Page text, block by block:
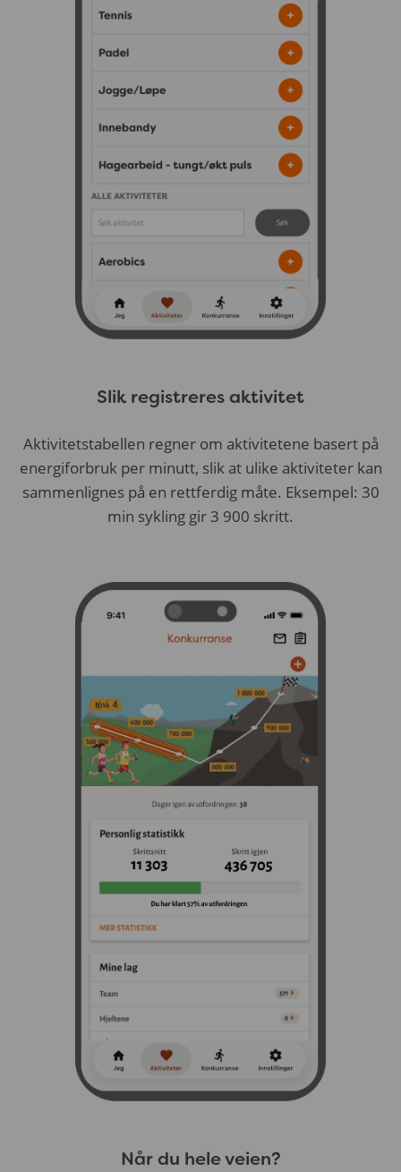
Slik registreres aktivitet
Aktivitetstabellen regner om aktivitetene basert på
energiforbruk per minutt, slik at ulike aktiviteter kan
sammenlignes på en rettferdig måte. Eksempel: 30
min sykling gir 3 900 skritt.
Når du hele veien?